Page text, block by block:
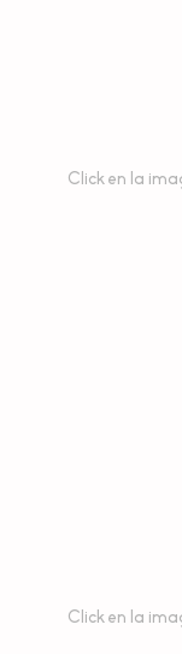
Click en la
Click en la